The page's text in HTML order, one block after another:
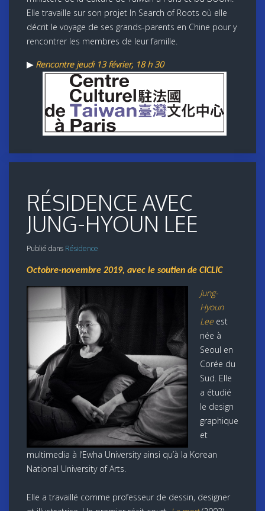
Elle travaille sur son projet In Search of Roots où elle
décrit le voyage de ses grands-parents en Chine pour y
rencontrer les membres de leur famille.
▶Rencontre jeudi 13 février, 18 h 30
RÉSIDENCE AVEC
JUNG-HYOUN LEE
Publié dans Résidence
Octobre-novembre 2019, avec le soutien de CICLIC
Jung-
Hyoun
Lee est
née à
Seoul en
Corée du
Sud. Elle
a étudié
le design
graphique
et
multimedia à l’Ewha University ainsi qu’à la Korean
National University of Arts.
Elle a travaillé comme professeur de dessin, designer